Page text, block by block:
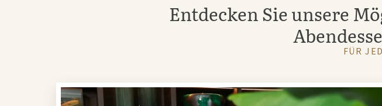
Entdecken Sie unsere
FÜR